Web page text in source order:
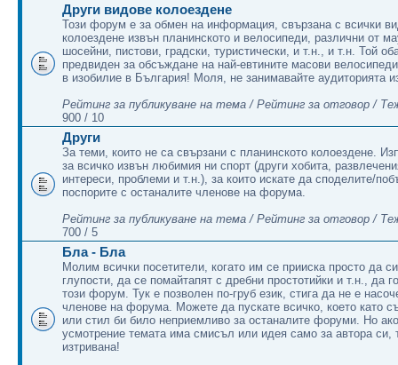
Други видове колоездене
Този форум е за обмен на информация, свързана с всички
колоездене извън планинското и велосипеди, различни от
шосейни, пистови, градски, туристически, и т.н., и т.н. Той
предвиден за обсъждане на най-евтините масови
в изобилие в България! Моля, не занимавайте аудиторията
Рейтинг за публикуване на тема / Рейтинг за отговор /
900 / 10
Други
За теми, които не са свързани с планинското колоездене.
за всичко извън любимия ни спорт (други хобита,
интереси, проблеми и т.н.), за които искате да споделите/
поспорите с останалите членове на форума.
Рейтинг за публикуване на тема / Рейтинг за отговор /
700 / 5
Бла - Бла
Молим всички посетители, когато им се прииска просто да
глупости, да се помайтапят с дребни простотийки и т.н., да
този форум. Тук е позволен по-груб език, стига да не е
членове на форума. Можете да пускате всичко, което като
или стил би било неприемливо за останалите форуми. Но
усмотрение темата има смисъл или идея само за автора
изтривана!